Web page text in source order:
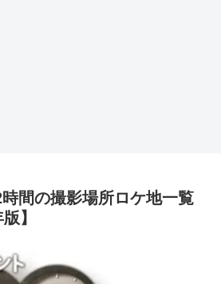
時間の撮影場所ロケ地一覧
】